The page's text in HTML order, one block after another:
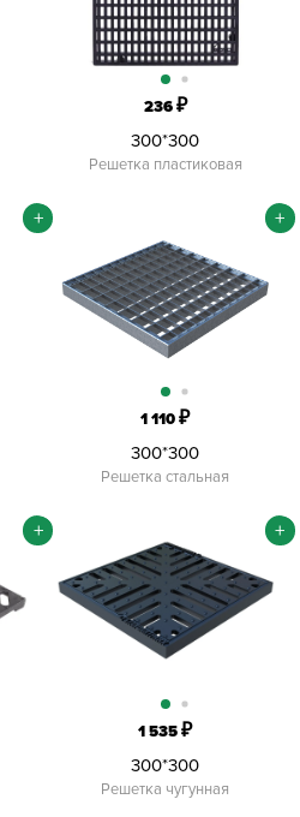
236₽
300*300
Решетка пластиковая
+
1 110₽
300*300
Решетка стальная
+
+
1 535₽
300*300
Решетка чугунная
+